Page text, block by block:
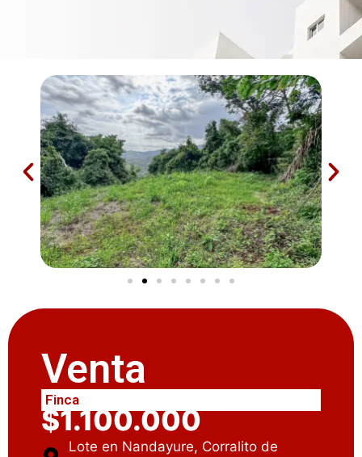
Venta
Finca
$1.100.000
Lote en Nandayure, Corralito de